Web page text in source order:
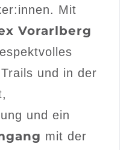
Mit
Vorarlberg
und in der
und ein
mit der